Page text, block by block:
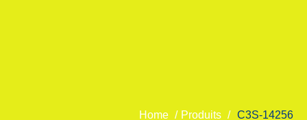
Home / Produits / C3S-14256